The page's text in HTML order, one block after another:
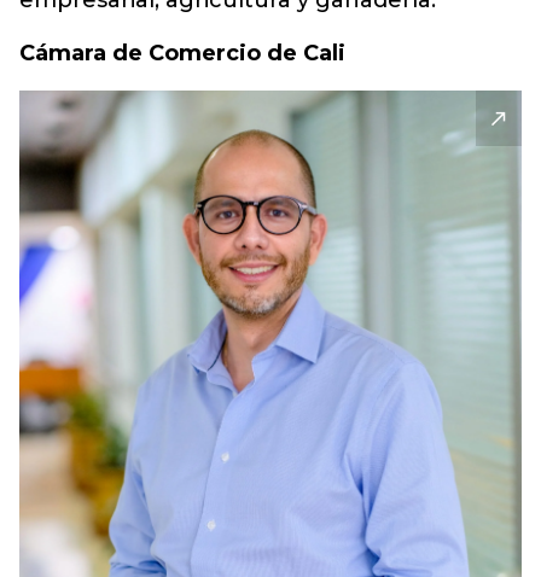
Cámara de Comercio de Cali